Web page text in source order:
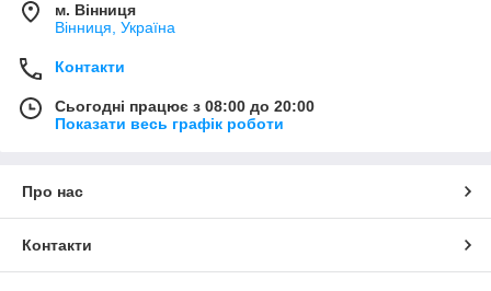
м. Вінниця
Вінниця, Україна
Контакти
Сьогодні працює з 08:00 до 20:00
Показати весь графік роботи
Про нас
Контакти